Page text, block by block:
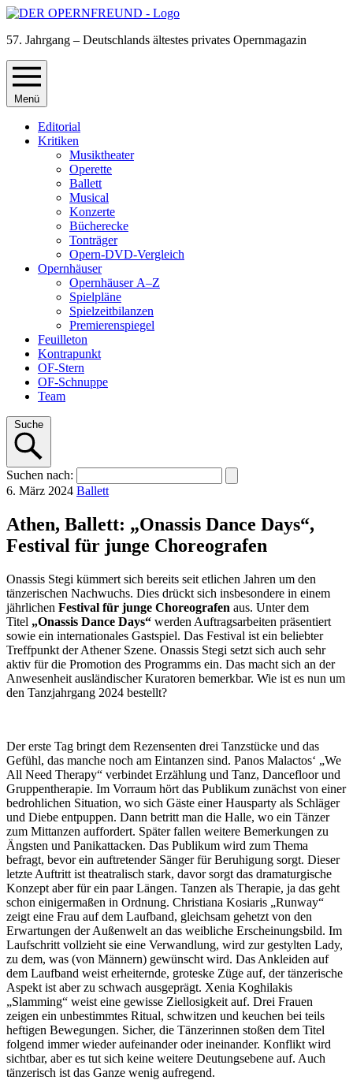
57. Jahrgang – Deutschlands ältestes privates Opernmagazin
Menü
Editorial
Kritiken
Musiktheater
Operette
Ballett
Musical
Konzerte
Bücherecke
Tonträger
Opern-DVD-Vergleich
Opernhäuser
Opernhäuser A–Z
Spielpläne
Spielzeitbilanzen
Premierenspiegel
Feuilleton
Kontrapunkt
OF-Stern
OF-Schnuppe
Team
Suche
Suchen nach:
6. März 2024 Ballett
Athen, Ballett: „Onassis Dance Days“,
Festival für junge Choreografen
Onassis Stegi kümmert sich bereits seit etlichen Jahren um den
tänzerischen Nachwuchs. Dies drückt sich insbesondere in einem
jährlichen Festival für junge Choreografen aus. Unter dem
Titel „Onassis Dance Days“ werden Auftragsarbeiten präsentiert
sowie ein internationales Gastspiel. Das Festival ist ein beliebter
Treffpunkt der Athener Szene. Onassis Stegi setzt sich auch sehr
aktiv für die Promotion des Programms ein. Das macht sich an der
Anwesenheit ausländischer Kuratoren bemerkbar. Wie ist es nun um
den Tanzjahrgang 2024 bestellt?
Der erste Tag bringt dem Rezensenten drei Tanzstücke und das
Gefühl, das manche noch am Eintanzen sind. Panos Malactos‘ „We
All Need Therapy“ verbindet Erzählung und Tanz, Dancefloor und
Gruppentherapie. Im Vorraum hört das Publikum zunächst von einer
bedrohlichen Situation, wo sich Gäste einer Hausparty als Schläger
und Diebe entpuppen. Dann betritt man die Halle, wo ein Tänzer
zum Mittanzen auffordert. Später fallen weitere Bemerkungen zu
Ängsten und Panikattacken. Das Publikum wird zum Thema
befragt, bevor ein auftretender Sänger für Beruhigung sorgt. Dieser
letzte Auftritt ist theatralisch stark, davor sorgt das dramaturgische
Konzept aber für ein paar Längen. Tanzen als Therapie, ja das geht
schon einigermaßen in Ordnung. Christiana Kosiaris „Runway“
zeigt eine Frau auf dem Laufband, gleichsam gehetzt von den
Erwartungen der Außenwelt an das weibliche Erscheinungsbild. Im
Laufschritt vollzieht sie eine Verwandlung, wird zur gestylten Lady,
zu dem, was (von Männern) gewünscht wird. Das Ankleiden auf
dem Laufband weist erheiternde, groteske Züge auf, der tänzerische
Aspekt ist aber zu schwach ausgeprägt. Xenia Koghilakis
„Slamming“ weist eine gewisse Ziellosigkeit auf. Drei Frauen
zeigen ein unbestimmtes Ritual, schwitzen und keuchen bei teils
heftigen Bewegungen. Sicher, die Tänzerinnen stoßen dem Titel
folgend immer wieder aufeinander oder ineinander. Konflikt wird
sichtbar, aber es tut sich keine weitere Deutungsebene auf. Auch
tänzerisch ist das Ganze wenig aufregend.